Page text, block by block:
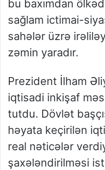
bu baxımdan
sağlam ictimai-
sahələr üzrə
zəmin yaradır.
Prezident İlham
iqtisadi inkişaf
tutdu. Dövlət
həyata keçirilən
real nəticələr
şaxələndirilməsi